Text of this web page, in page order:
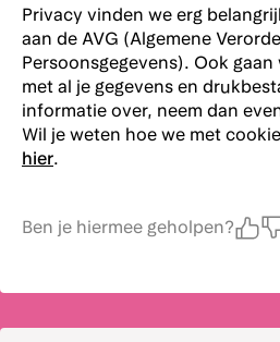
Privacy vinden we erg
aan de AVG (Algemene
Persoonsgegevens). Ook
met al je gegevens en
informatie over, neem dan
Wil je weten hoe we met
hier.
Ben je hiermee geholpen?